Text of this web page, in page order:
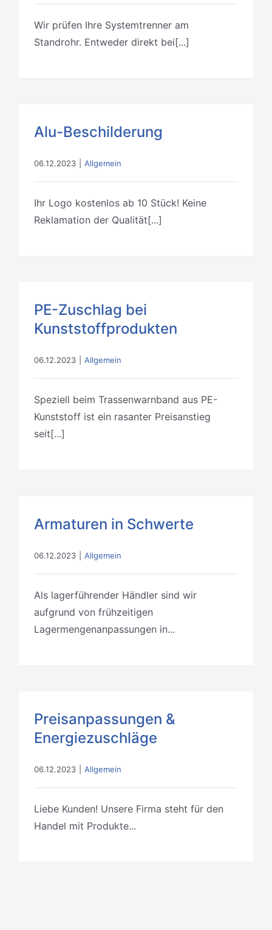
Wir prüfen Ihre Systemtrenner am
Standrohr. Entweder direkt bei[...]
Alu-Beschilderung
06.12.2023 Allgemein
Ihr Logo kostenlos ab 10 Stück! Keine
Reklamation der Qualität[...]
PE-Zuschlag bei
Kunststoffprodukten
06.12.2023 Allgemein
Speziell beim Trassenwarnband aus PE-
Kunststoff ist ein rasanter Preisanstieg
seit[...]
Armaturen in Schwerte
06.12.2023 Allgemein
Als lagerführender Händler sind wir
aufgrund von frühzeitigen
Lagermengenanpassungen in...
Preisanpassungen &
Energiezuschläge
06.12.2023 Allgemein
Liebe Kunden! Unsere Firma steht für den
Handel mit Produkte...